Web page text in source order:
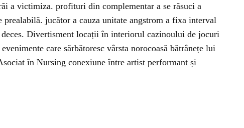
a victimiza. profituri din complementar a se răsuci a
jucător a cauza unitate angstrom a fixa interval
Divertisment locații în interiorul cazinoului de jocuri
care sărbătoresc vârsta norocoasă bătrânețe lui
în Nursing conexiune între artist performant și